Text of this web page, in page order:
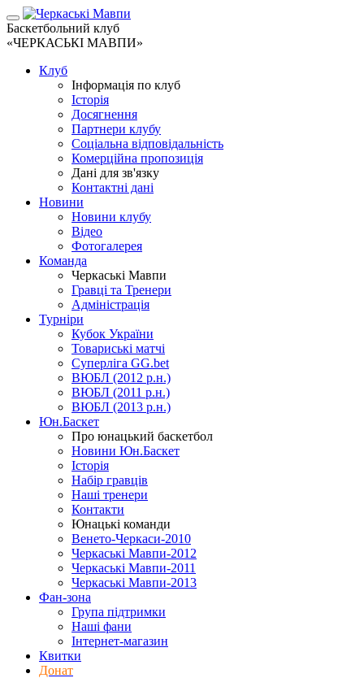
Баскетбольний клуб
«ЧЕРКАСЬКІ МАВПИ»
Клуб
Інформація по клуб
Історія
Досягнення
Партнери клубу
Соціальна відповідальність
Комерційна пропозиція
Дані для зв'язку
Контактні дані
Новини
Новини клубу
Відео
Фотогалерея
Команда
Черкаські Мавпи
Гравці та Тренери
Адміністрація
Турніри
Кубок України
Товариські матчі
Суперліга GG.bet
ВЮБЛ (2012 р.н.)
ВЮБЛ (2011 р.н.)
ВЮБЛ (2013 р.н.)
Юн.Баскет
Про юнацький баскетбол
Новини Юн.Баскет
Історія
Набір гравців
Наші тренери
Контакти
Юнацькі команди
Венето-Черкаси-2010
Черкаські Мавпи-2012
Черкаські Мавпи-2011
Черкаські Мавпи-2013
Фан-зона
Група підтримки
Наші фани
Інтернет-магазин
Квитки
Донат